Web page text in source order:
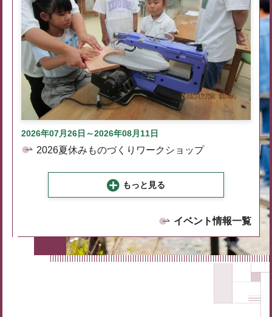
2026年07月26日～2026年08月11日
2026夏休みものづくりワークショップ
もっと見る
イベント情報一覧